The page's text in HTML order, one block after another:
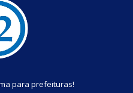
para prefeituras!